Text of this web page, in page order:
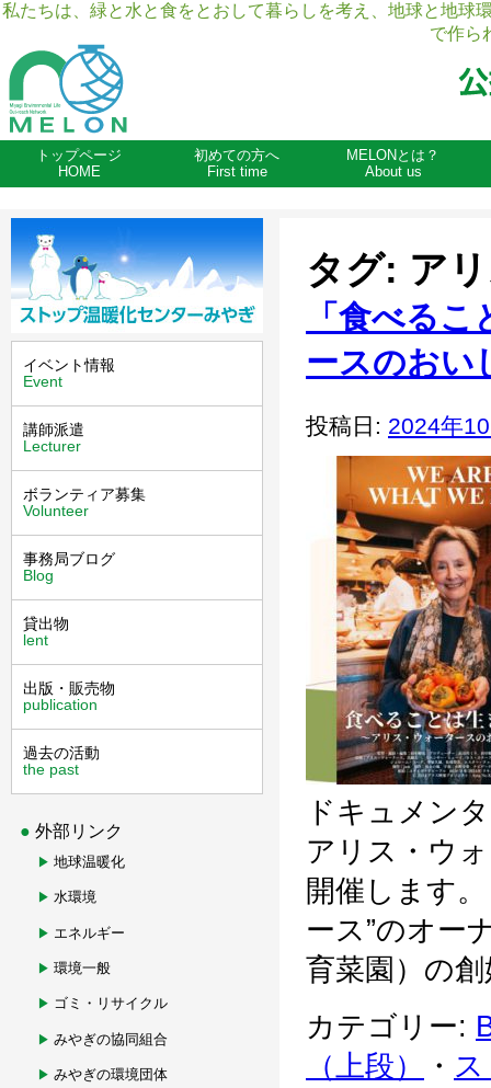
私たちは、緑と水と食をとおして暮らしを考え、地球と地球
で作ら
トップページ
HOME
初めての方へ
First time
MELONとは？
About us
イベント情報
Event
講師派遣
Lecturer
ボランティア募集
Volunteer
事務局ブログ
Blog
貸出物
lent
出版・販売物
publication
過去の活動
the past
外部リンク
地球温暖化
水環境
エネルギー
環境一般
ゴミ・リサイクル
みやぎの協同組合
みやぎの環境団体
タグ: ア
「食べる
ースのおい
投稿日: 2024年
ドキュメン
アリス・ウ
開催します
ース”のオー
育菜園）の
カテゴリー:
（上段）
・